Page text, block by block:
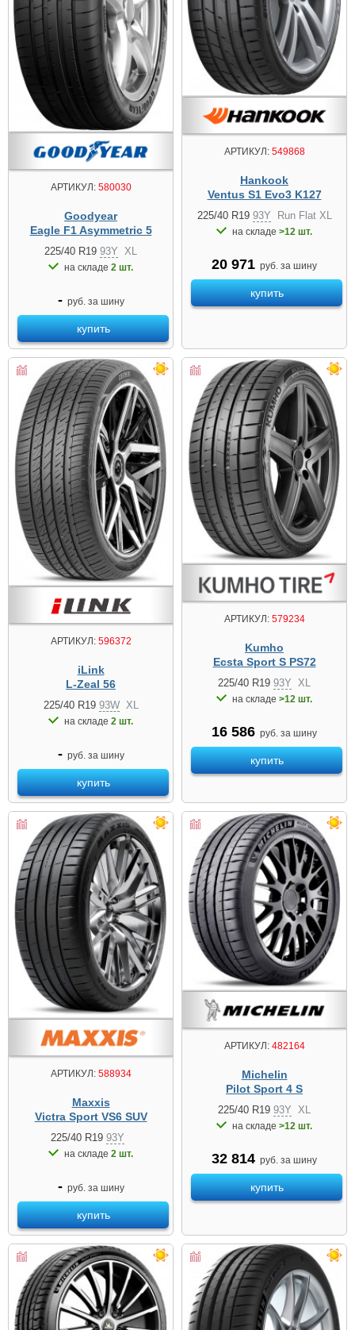
АРТИКУЛ:580030
Goodyear
Eagle F1 Asymmetric 5
225/40 R19 93Y XL
на складе 2 шт.
- руб. за шину
купить
АРТИКУЛ:549868
Hankook
Ventus S1 Evo3 K127
225/40 R19 93Y Run Flat XL
на складе >12 шт.
20 971 руб. за шину
купить
АРТИКУЛ:596372
iLink
L-Zeal 56
225/40 R19 93W XL
на складе 2 шт.
- руб. за шину
купить
АРТИКУЛ:579234
Kumho
Ecsta Sport S PS72
225/40 R19 93Y XL
на складе >12 шт.
16 586 руб. за шину
купить
АРТИКУЛ:588934
Maxxis
Victra Sport VS6 SUV
225/40 R19 93Y
на складе 2 шт.
- руб. за шину
купить
АРТИКУЛ:482164
Michelin
Pilot Sport 4 S
225/40 R19 93Y XL
на складе >12 шт.
32 814 руб. за шину
купить